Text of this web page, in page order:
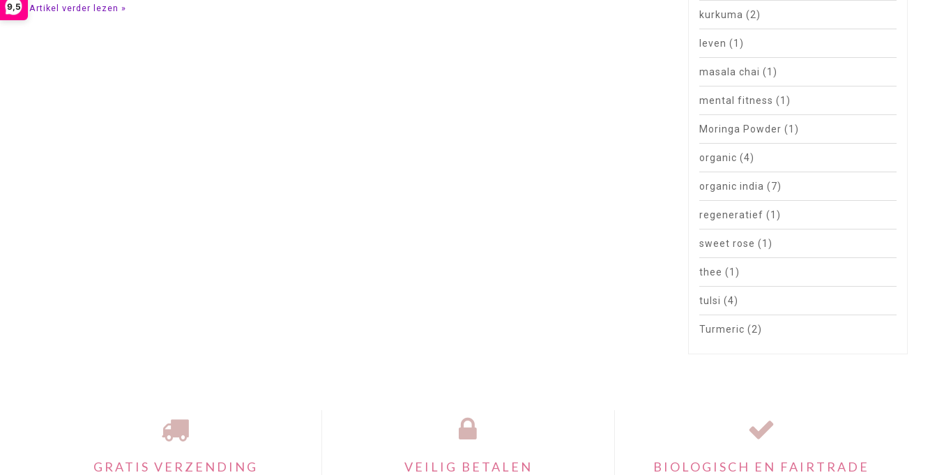
9,5 Artikel verder lezen »
kurkuma (2)
leven (1)
masala chai (1)
mental fitness (1)
Moringa Powder (1)
organic (4)
organic india (7)
regeneratief (1)
sweet rose (1)
thee (1)
tulsi (4)
Turmeric (2)
GRATIS VERZENDING VEILIG BETALEN BIOLOGISCH EN FAIRTRADE